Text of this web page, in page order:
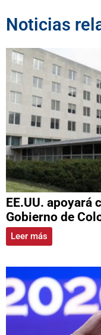
Noticias
EE.UU. apoyará
Gobierno de
Leer más